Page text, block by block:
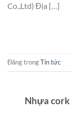
Co.,Ltd) Địa […]
Đăng trongTin tức
Nhựa